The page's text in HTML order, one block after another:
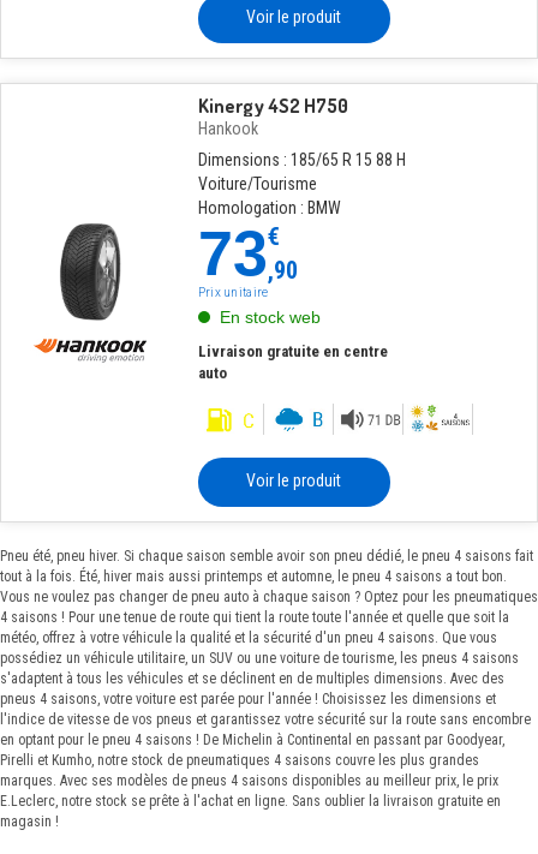
Voir le produit
Kinergy 4S2 H750
Hankook
Dimensions : 185/65 R 15 88 H
Voiture/Tourisme
Homologation : BMW
73€
,90
Prix unitaire
En stock web
Livraison gratuite en centre
auto
Voir le produit
Pneu été, pneu hiver. Si chaque saison semble avoir son pneu dédié, le pneu 4 saisons fait
tout à la fois. Été, hiver mais aussi printemps et automne, le pneu 4 saisons a tout bon.
Vous ne voulez pas changer de pneu auto à chaque saison ? Optez pour les pneumatiques
4 saisons ! Pour une tenue de route qui tient la route toute l'année et quelle que soit la
météo, offrez à votre véhicule la qualité et la sécurité d'un pneu 4 saisons. Que vous
possédiez un véhicule utilitaire, un SUV ou une voiture de tourisme, les pneus 4 saisons
s'adaptent à tous les véhicules et se déclinent en de multiples dimensions. Avec des
pneus 4 saisons, votre voiture est parée pour l'année ! Choisissez les dimensions et
l'indice de vitesse de vos pneus et garantissez votre sécurité sur la route sans encombre
en optant pour le pneu 4 saisons ! De Michelin à Continental en passant par Goodyear,
Pirelli et Kumho, notre stock de pneumatiques 4 saisons couvre les plus grandes
marques. Avec ses modèles de pneus 4 saisons disponibles au meilleur prix, le prix
E.Leclerc, notre stock se prête à l'achat en ligne. Sans oublier la livraison gratuite en
magasin !